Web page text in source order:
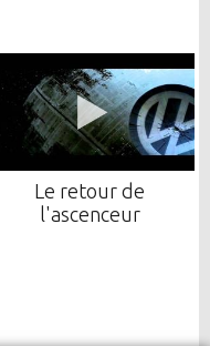
Le retour de
l'ascenceur